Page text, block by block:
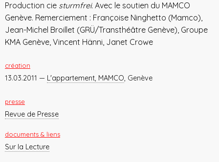
création
13.03.2011 — L'appartement, MAMCO, Genève
presse
Revue de Presse
documents & liens
Sur la Lecture
Production cie sturmfrei. Avec le soutien du MAMCO
Genève. Remerciement : Françoise Ninghetto (Mamco),
Jean-Michel Broillet (GRÜ/Transthéâtre Genève), Groupe
KMA Genève, Vincent Hänni, Janet Crowe